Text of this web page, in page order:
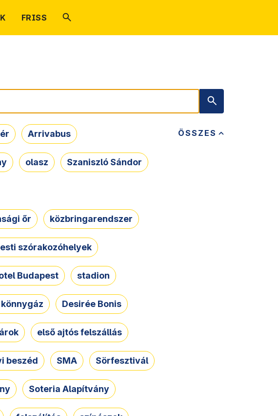
FRISS
ÖSSZES
Arrivabus
olasz Szaniszló Sándor
őr közbringarendszer
szórakozóhelyek
Budapest stadion
Desirée Bonis
első ajtós felszállás
beszéd SMA Sörfesztivál
Soteria Alapítvány